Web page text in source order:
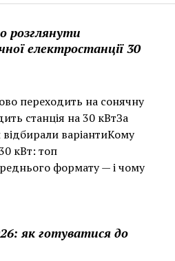
розглянути
електростанції 30
переходить на сонячну
станція на 30 кВтЗа
варіантиКому
кВт: топ
формату — і чому
як готуватися до